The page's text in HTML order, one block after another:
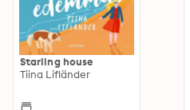
Starling house
Tiina Lifländer